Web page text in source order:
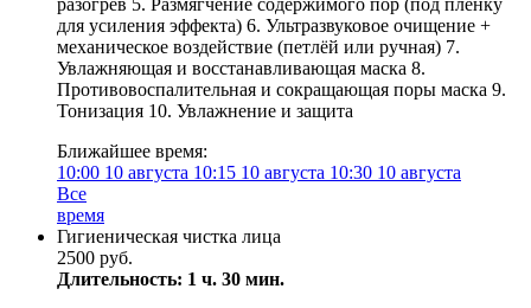
разогрев 5. Размягчение содержимого пор (под пленку
для усиления эффекта) 6. Ультразвуковое очищение +
механическое воздействие (петлёй или ручная) 7.
Увлажняющая и восстанавливающая маска 8.
Противовоспалительная и сокращающая поры маска 9.
Тонизация 10. Увлажнение и защита
Ближайшее время:
10:00 10 августа 10:15 10 августа 10:30 10 августа
Все
время
Гигиеническая чистка лица
2500 руб.
Длительность: 1 ч. 30 мин.